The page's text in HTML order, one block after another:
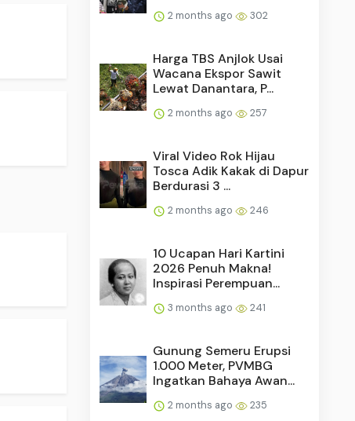
2 months ago 302
Harga TBS Anjlok Usai
Wacana Ekspor Sawit
Lewat Danantara, P...
2 months ago 257
Viral Video Rok Hijau
Tosca Adik Kakak di Dapur
Berdurasi 3 ...
2 months ago 246
10 Ucapan Hari Kartini
2026 Penuh Makna!
Inspirasi Perempuan...
3 months ago 241
Gunung Semeru Erupsi
1.000 Meter, PVMBG
Ingatkan Bahaya Awan...
2 months ago 235